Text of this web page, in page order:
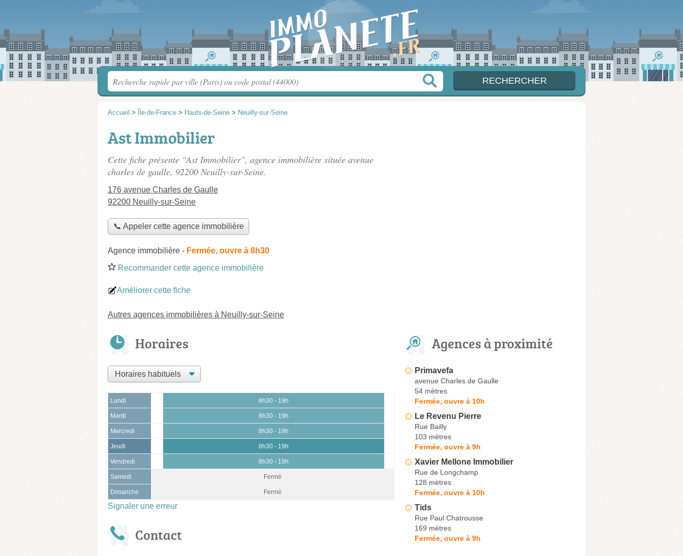
Accueil > Île-de-France > Hauts-de-Seine > Neuilly-sur-Seine
Ast Immobilier
Cette fiche présente "Ast Immobilier", agence immobilière située avenue
charles de gaulle, 92200 Neuilly-sur-Seine.
176 avenue Charles de Gaulle
92200 Neuilly-sur-Seine
📞 Appeler cette agence immobilière
Agence immobilière - Fermée, ouvre à 8h30
Recommander cette agence immobilière
Améliorer cette fiche
Autres agences immobilières à Neuilly-sur-Seine
Horaires
Lundi 8h30 - 19h
Mardi 8h30 - 19h
Mercredi 8h30 - 19h
Jeudi 8h30 - 19h
Vendredi 8h30 - 19h
Samedi Fermé
Dimanche Fermé
Signaler une erreur
Contact
Agences à proximité
Primavefa
avenue Charles de Gaulle
54 mètres
Fermée, ouvre à 10h
Le Revenu Pierre
Rue Bailly
103 mètres
Fermée, ouvre à 9h
Xavier Mellone Immobilier
Rue de Longchamp
128 mètres
Fermée, ouvre à 10h
Tids
Rue Paul Chatrousse
169 mètres
Fermée, ouvre à 9h